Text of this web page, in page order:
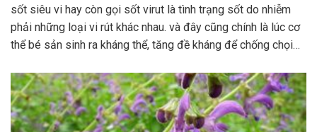
sốt siêu vi hay còn gọi sốt virut là tình trạng sốt do nhiễm
phải những loại vi rút khác nhau. và đây cũng chính là lúc cơ
thể bé sản sinh ra kháng thể, tăng đề kháng để chống chọi